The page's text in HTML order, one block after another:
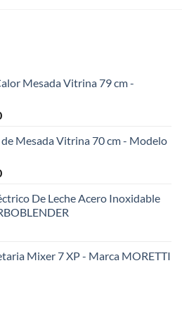
Mesada Vitrina 79 cm -
Mesada Vitrina 70 cm - Modelo
De Leche Acero Inoxidable
Mixer 7 XP - Marca MORETTI